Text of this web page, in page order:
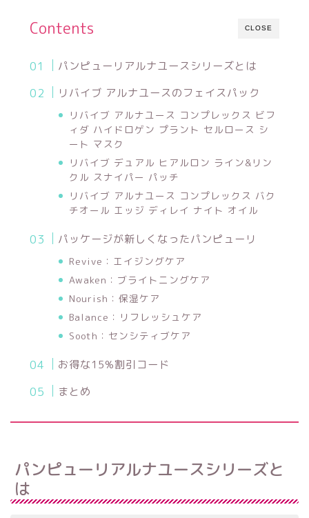
CLOSE
Contents
パンピューリアルナユースシリーズとは
リバイブ アルナユースのフェイスパック
リバイブ アルナユース コンプレックス ビフ
ィダ ハイドロゲン プラント セルロース シ
ート マスク
リバイブ デュアル ヒアルロン ライン&リン
クル スナイパー パッチ
リバイブ アルナユース コンプレックス バク
チオール エッジ ディレイ ナイト オイル
パッケージが新しくなったパンピューリ
Revive：エイジングケア
Awaken：ブライトニングケア
Nourish：保湿ケア
Balance：リフレッシュケア
Sooth：センシティブケア
お得な15%割引コード
まとめ
パンピューリアルナユースシリーズと
は